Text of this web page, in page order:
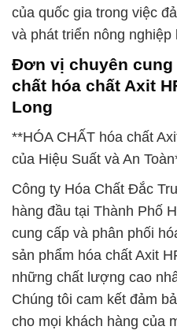
của quốc gia trong việc
và phát triển nông nghiệp
Đơn vị chuyên
chất hóa chất Axit
Long
**HÓA CHẤT hóa chất
của Hiệu Suất và An
Công ty Hóa Chất Đắc
hàng đầu tại Thành Phố
cung cấp và phân phối
sản phẩm hóa chất Axit
những chất lượng cao
Chúng tôi cam kết đảm
cho mọi khách hàng của